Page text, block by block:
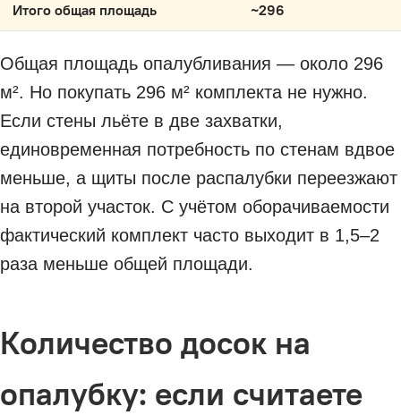
Итого общая площадь ~296
Общая площадь опалубливания — около 296
м². Но покупать 296 м² комплекта не нужно.
Если стены льёте в две захватки,
единовременная потребность по стенам вдвое
меньше, а щиты после распалубки переезжают
на второй участок. С учётом оборачиваемости
фактический комплект часто выходит в 1,5–2
раза меньше общей площади.
Количество досок на
опалубку: если считаете